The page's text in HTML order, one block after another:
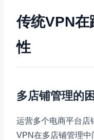
传统VPN在
性
多店铺管理的
运营多个电商平台店
VPN在多店铺管理中